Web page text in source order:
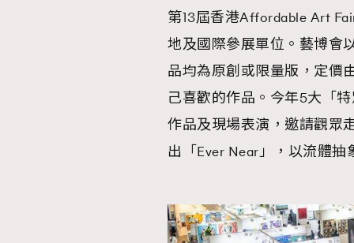
第13屆香港Affordable Art
地及國際參展單位。藝博會
品均為原創或限量版，定價
己喜歡的作品。今年5大「
作品及現場表演，邀請觀眾
出「Ever Near」，以流體